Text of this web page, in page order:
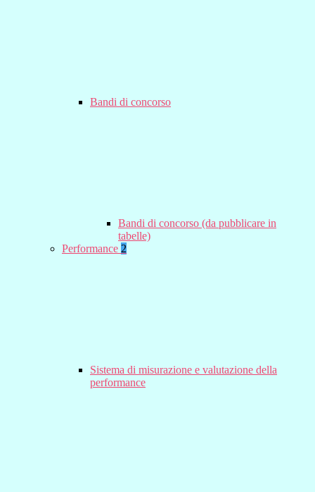
Bandi di concorso
Bandi di concorso (da pubblicare in
tabelle)
Performance 2
Sistema di misurazione e valutazione della
performance